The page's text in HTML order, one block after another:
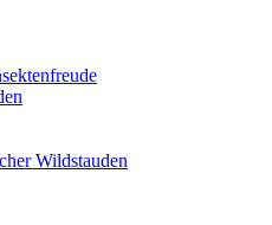
Wildstauden